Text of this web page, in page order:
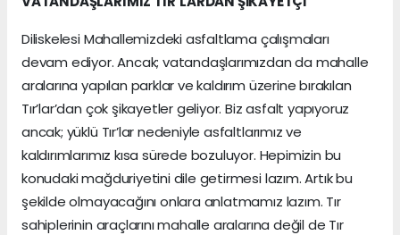
Diliskelesi Mahallemizdeki asfaltlama çalışmaları
devam ediyor. Ancak; vatandaşlarımızdan da mahalle
aralarına yapılan parklar ve kaldırım üzerine bırakılan
Tır’lar’dan çok şikayetler geliyor. Biz asfalt yapıyoruz
ancak; yüklü Tır’lar nedeniyle asfaltlarımız ve
kaldırımlarımız kısa sürede bozuluyor. Hepimizin bu
konudaki mağduriyetini dile getirmesi lazım. Artık bu
şekilde olmayacağını onlara anlatmamız lazım. Tır
sahiplerinin araçlarını mahalle aralarına değil de Tır